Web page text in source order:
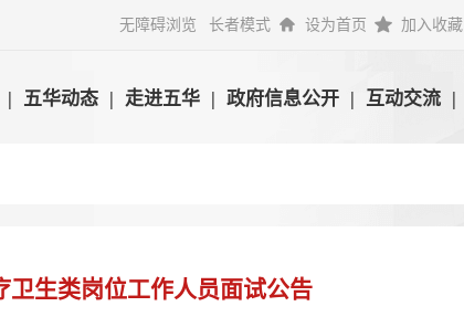
无障碍浏览 长者模式 设为首页 加入收藏
| 五华动态 | 走进五华 | 政府信息公开 | 互动交流 |
卫生类岗位工作人员面试公告